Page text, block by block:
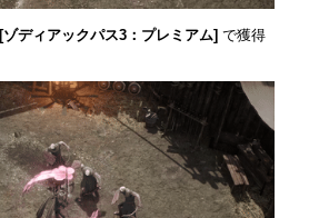
[ゾディアックパス3：プレミアム]で獲得